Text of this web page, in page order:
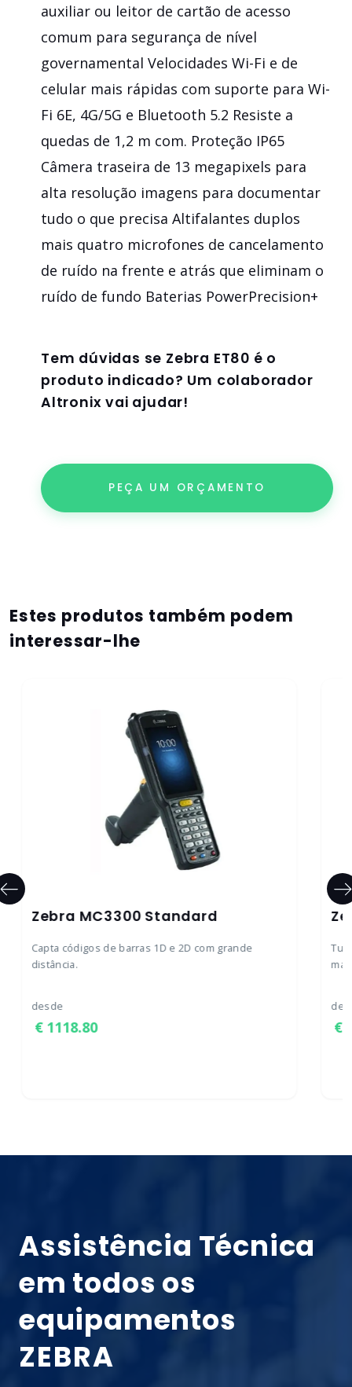
auxiliar ou leitor de cartão de acesso
comum para segurança de nível
governamental Velocidades Wi-Fi e de
celular mais rápidas com suporte para Wi-
Fi 6E, 4G/5G e Bluetooth 5.2 Resiste a
quedas de 1,2 m com. Proteção IP65
Câmera traseira de 13 megapixels para
alta resolução imagens para documentar
tudo o que precisa Altifalantes duplos
mais quatro microfones de cancelamento
de ruído na frente e atrás que eliminam o
ruído de fundo Baterias PowerPrecision+
Tem dúvidas se Zebra ET80 é o
produto indicado? Um colaborador
Altronix vai ajudar!
PEÇA UM ORÇAMENTO
Estes produtos também podem
interessar-lhe
Zebra MC3300 Standard
Capta códigos de barras 1D e 2D com grande
distância.
desde
1118.80
Assistência Técnica
em todos os
equipamentos
ZEBRA